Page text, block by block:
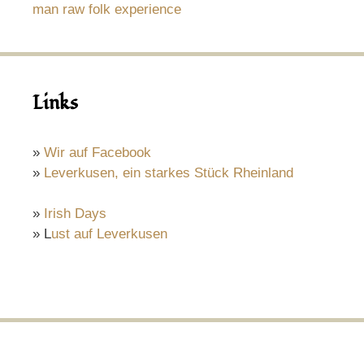
man raw folk experience
Links
» Wir auf Facebook
» Leverkusen, ein starkes Stück Rheinland
» Irish Days
» Lust auf Leverkusen